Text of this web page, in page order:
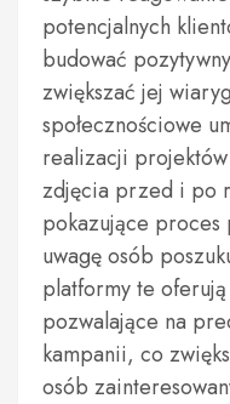
potencjalnych
budować
zwiększać jej
społecznościowe
realizacji
zdjęcia przed i po
pokazujące
uwagę osób
platformy te
pozwalające na
kampanii, co
osób